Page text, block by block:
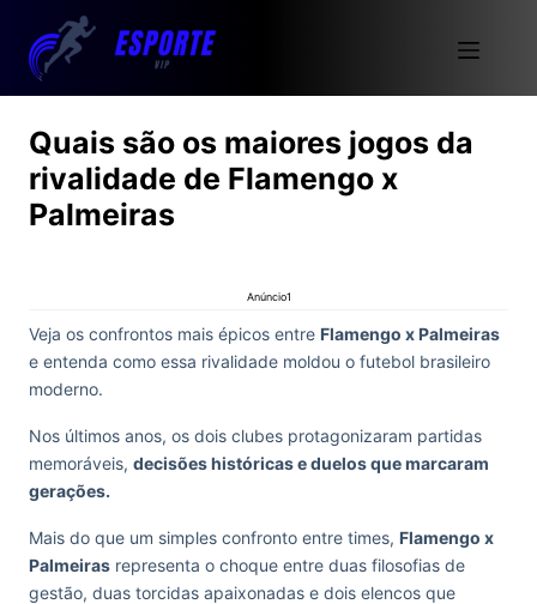
Quais são os maiores jogos da
rivalidade de Flamengo x
Palmeiras
Anúncio1
Veja os confrontos mais épicos entre Flamengo x Palmeiras
e entenda como essa rivalidade moldou o futebol brasileiro
moderno.
Nos últimos anos, os dois clubes protagonizaram partidas
memoráveis, decisões históricas e duelos que marcaram
gerações.
Mais do que um simples confronto entre times, Flamengo x
Palmeiras representa o choque entre duas filosofias de
gestão, duas torcidas apaixonadas e dois elencos que